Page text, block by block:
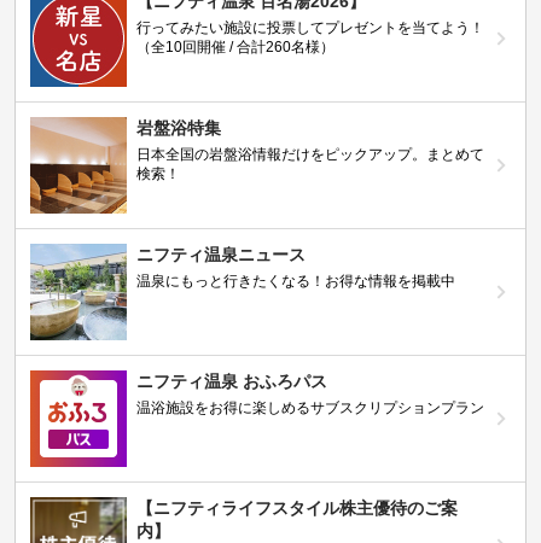
行ってみたい施設に投票してプレゼントを当てよう！
（全10回開催 / 合計260名様）
岩盤浴特集
日本全国の岩盤浴情報だけをピックアップ。まとめて
検索！
ニフティ温泉ニュース
温泉にもっと行きたくなる！お得な情報を掲載中
ニフティ温泉 おふろパス
温浴施設をお得に楽しめるサブスクリプションプラン
【ニフティライフスタイル株主優待のご案
内】